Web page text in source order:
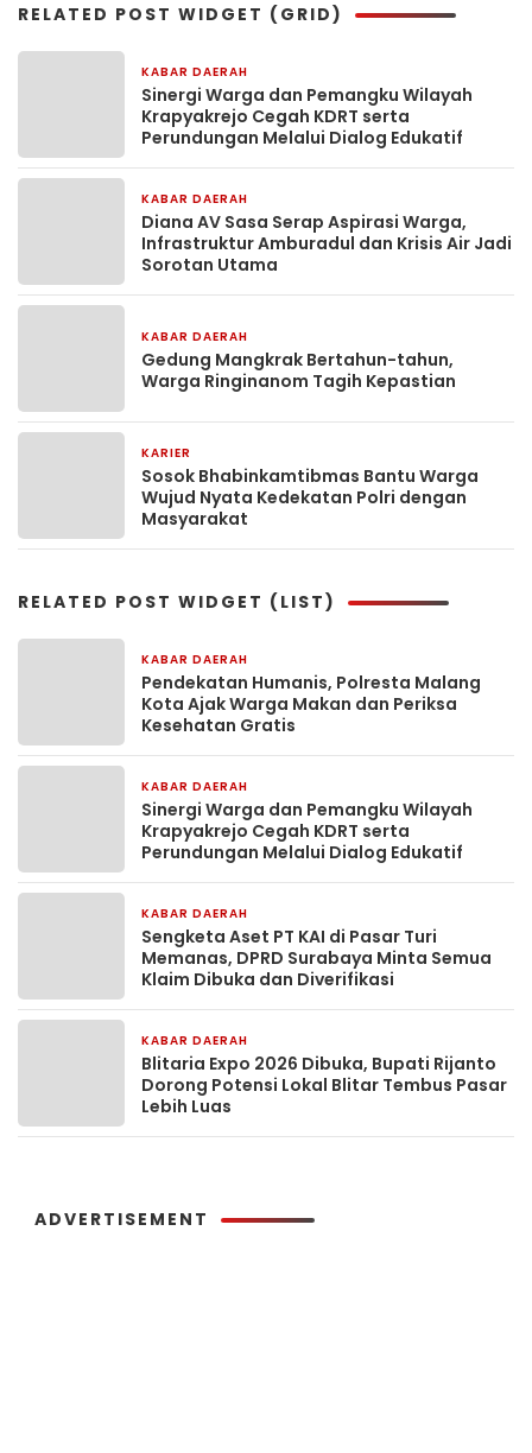
RELATED POST WIDGET (GRID)
KABAR DAERAH
Sinergi Warga dan Pemangku Wilayah
Krapyakrejo Cegah KDRT serta
Perundungan Melalui Dialog Edukatif
KABAR DAERAH
Diana AV Sasa Serap Aspirasi Warga,
Infrastruktur Amburadul dan Krisis Air Jadi
Sorotan Utama
KABAR DAERAH
Gedung Mangkrak Bertahun-tahun,
Warga Ringinanom Tagih Kepastian
KARIER
Sosok Bhabinkamtibmas Bantu Warga
Wujud Nyata Kedekatan Polri dengan
Masyarakat
RELATED POST WIDGET (LIST)
KABAR DAERAH
Pendekatan Humanis, Polresta Malang
Kota Ajak Warga Makan dan Periksa
Kesehatan Gratis
KABAR DAERAH
Sinergi Warga dan Pemangku Wilayah
Krapyakrejo Cegah KDRT serta
Perundungan Melalui Dialog Edukatif
KABAR DAERAH
Sengketa Aset PT KAI di Pasar Turi
Memanas, DPRD Surabaya Minta Semua
Klaim Dibuka dan Diverifikasi
KABAR DAERAH
Blitaria Expo 2026 Dibuka, Bupati Rijanto
Dorong Potensi Lokal Blitar Tembus Pasar
Lebih Luas
ADVERTISEMENT